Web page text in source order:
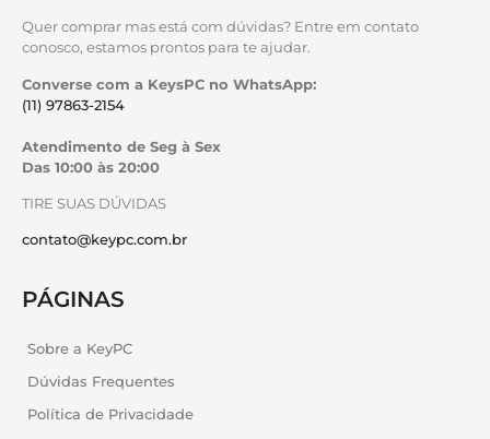
Quer comprar mas está com dúvidas? Entre em contato
conosco, estamos prontos para te ajudar.
Converse com a KeysPC no WhatsApp:
(11) 97863-2154
Atendimento de Seg à Sex
Das 10:00 às 20:00
TIRE SUAS DÚVIDAS
contato@keypc.com.br
PÁGINAS
Sobre a KeyPC
Dúvidas Frequentes
Política de Privacidade